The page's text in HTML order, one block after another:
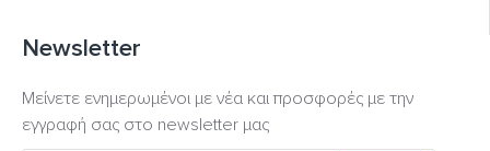
Newsletter
Μείνετε ενημερωμένοι με νέα και προσφορές με την
εγγραφή σας στο newsletter μας